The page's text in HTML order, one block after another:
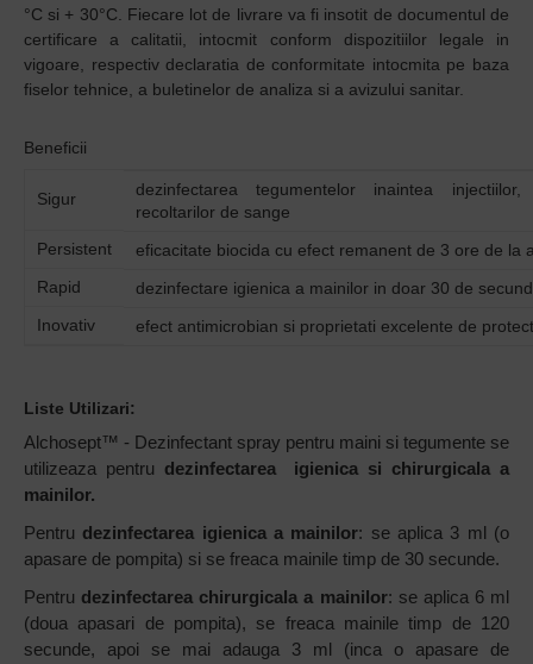
°C si + 30°C. Fiecare lot de livrare va fi insotit de documentul de
certificare a calitatii, intocmit conform dispozitiilor legale in
vigoare, respectiv declaratia de conformitate intocmita pe baza
fiselor tehnice, a buletinelor de analiza si a avizului sanitar.
Beneficii
Sigur
dezinfectarea tegumentelor inaintea
recoltarilor de sange
Persistent
eficacitate biocida cu efect remanent de 3 ore de la
Rapid
dezinfectare igienica a mainilor in doar 30 de
Inovativ
efect antimicrobian si proprietati excelente de
Liste Utilizari:
Alchosept™ - Dezinfectant spray pentru maini si tegumente se
utilizeaza pentru dezinfectarea igienica si chirurgicala a
mainilor.
Pentru dezinfectarea igienica a mainilor: se aplica 3 ml (o
apasare de pompita) si se freaca mainile timp de 30 secunde.
Pentru dezinfectarea chirurgicala a mainilor: se aplica 6 ml
(doua apasari de pompita), se freaca mainile timp de 120
secunde, apoi se mai adauga 3 ml (inca o apasare de